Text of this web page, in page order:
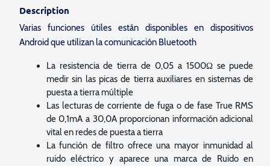
Description
Varias funciones útiles están disponibles en dispositivos
Android que utilizan la comunicación Bluetooth
La resistencia de tierra de 0,05 a 1500Ω se puede
medir sin las picas de tierra auxiliares en sistemas de
puesta a tierra múltiple
Las lecturas de corriente de fuga o de fase True RMS
de 0,1mA a 30,0A proporcionan información adicional
vital en redes de puesta a tierra
La función de filtro ofrece una mayor inmunidad al
ruido eléctrico y aparece una marca de Ruido en